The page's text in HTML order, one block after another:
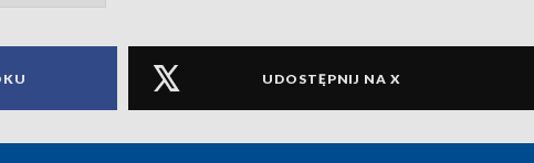
UDOSTĘPNIJ NA X